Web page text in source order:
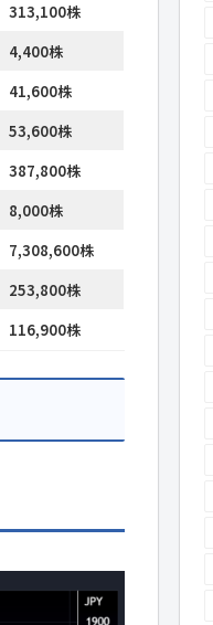
313,100株
4,400株
41,600株
53,600株
387,800株
8,000株
7,308,600株
253,800株
116,900株